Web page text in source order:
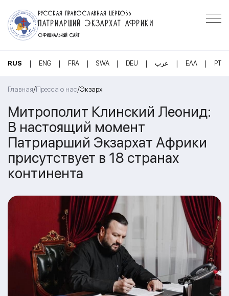
РУССКАЯ ПРАВОСЛАВНАЯ ЦЕРКОВЬ
ПАТРИАРШИЙ ЭКЗАРХАТ АФРИКИ
ОФИЦИАЛЬНЫЙ САЙТ
RUS | ENG | FRA | SWA | DEU | عرب | ΕΛΛ | PT
Главная/Пресса о нас/Экзарх
Митрополит Клинский Леонид:
В настоящий момент
Патриарший Экзархат Африки
присутствует в 18 странах
континента